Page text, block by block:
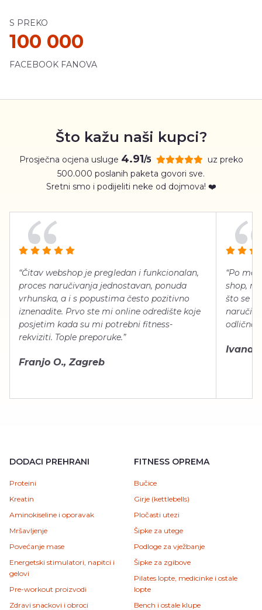
S PREKO
100 000
FACEBOOK FANOVA
Što kažu naši kupci?
Prosječna ocjena usluge 4.91/5
uz preko
500.000 poslanih paketa govori sve.
Sretni smo i podijeliti neke od dojmova! ❤️
“Čitav webshop je pregledan i funkcionalan,
proces naručivanja jednostavan, ponuda
vrhunska, a i s popustima često pozitivno
iznenadite. Prvo ste mi online odredište koje
posjetim kada su mi potrebni fitness-
rekviziti. Tople preporuke.”
Franjo O., Zagreb
“Po
shop,
što se
naručiti,
odlično
Ivana
DODACI PREHRANI
Proteini
Kreatin
Aminokiseline i oporavak
Mršavljenje
Povećanje mase
Energetski stimulatori, napitci i
gelovi
Pre-workout proizvodi
Zdravi snackovi i obroci
FITNESS OPREMA
Bučice
Girje (kettlebells)
Pločasti utezi
Šipke za utege
Podloge za vježbanje
Šipke za zgibove
Pilates lopte, medicinke i ostale
lopte
Bench i ostale klupe